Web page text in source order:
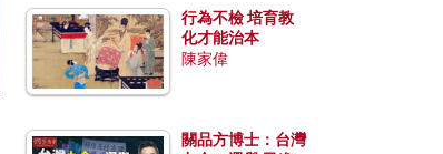
行為不檢 培育教
化才能治本
陳家偉
關品方博士：台灣